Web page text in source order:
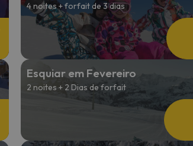
4 noites + forfait de 3 dias
Esquiar em Fevereiro
2 noites + 2 Dias de forfait